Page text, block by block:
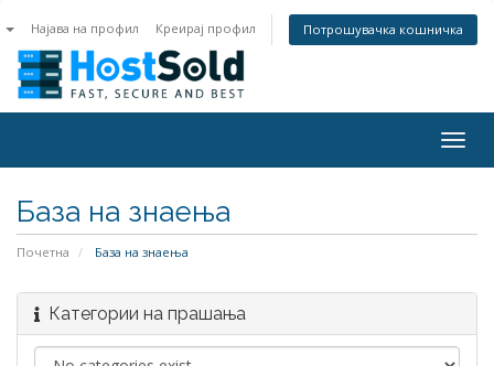
Најава на профил Креирај профил Потрошувачка кошничка
База на знаења
Почетна База на знаења
Категории на прашања